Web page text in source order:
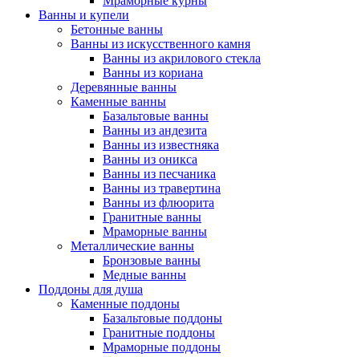
Ванны и купели
Бетонные ванны
Ванны из искусственного камня
Ванны из акрилового стекла
Ванны из кориана
Деревянные ванны
Каменные ванны
Базальтовые ванны
Ванны из андезита
Ванны из известняка
Ванны из оникса
Ванны из песчаника
Ванны из травертина
Ванны из флюорита
Гранитные ванны
Мраморные ванны
Металлические ванны
Бронзовые ванны
Медные ванны
Поддоны для душа
Каменные поддоны
Базальтовые поддоны
Гранитные поддоны
Мраморные поддоны